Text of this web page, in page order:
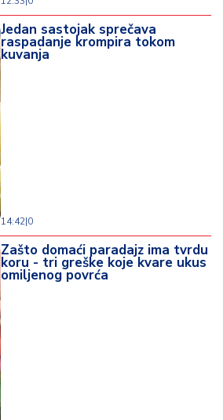
Jedan sastojak sprečava
raspadanje krompira tokom
kuvanja
14:42|0
Zašto domaći paradajz ima tvrdu
koru - tri greške koje kvare ukus
omiljenog povrća